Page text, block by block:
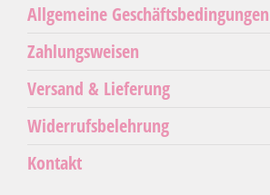
Allgemeine Geschäftsbedingungen
Zahlungsweisen
Versand & Lieferung
Widerrufsbelehrung
Kontakt